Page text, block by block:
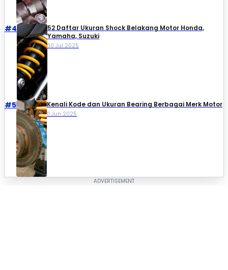
#4
52 Daftar Ukuran Shock Belakang Motor Honda,
Yamaha, Suzuki​
30 Jul 2025
#5 Kenali Kode dan Ukuran Bearing Berbagai Merk Motor
11 Jun 2025